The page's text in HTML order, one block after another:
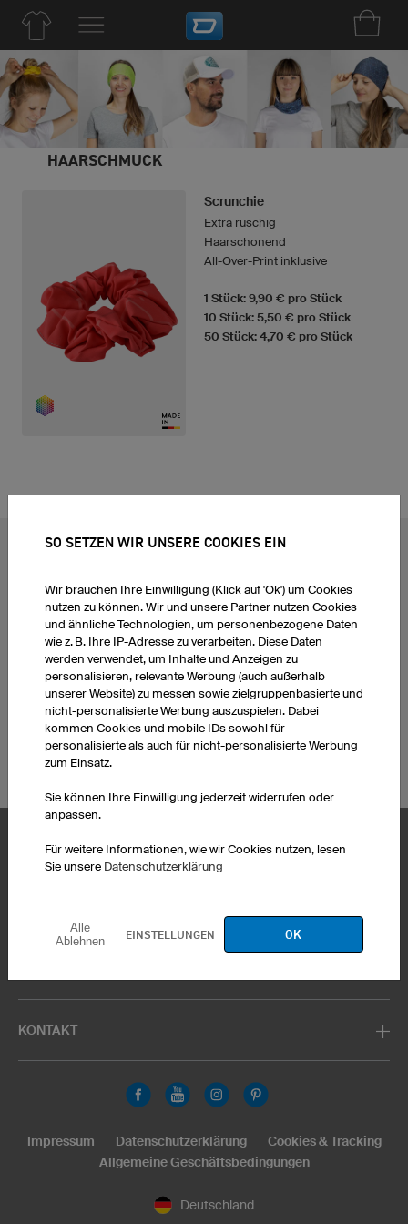
HAARSCHMUCK
Scrunchie
Extra rüschig
Haarschonend
All-Over-Print inklusive
1 Stück: 9,90 € pro Stück
10 Stück: 5,50 € pro Stück
50 Stück: 4,70 € pro Stück
Radtrikots
Fußballtrikots
Basketballtrikots
Laufshirts bedrucken
Eishockeytrikots
Motocross Trikots
Mountainbiketrikots
Esporttrikots
Darttrikots
T-Shirts bedrucken
Hoodies bedrucken
Handballtrikots selbst
gestalten
Trikotsätze Fußballtrikots
Firmenlaufshirts
KONTAKT
Deutschland
Impressum Datenschutzerklärung
Cookies & Tracking
Allgemeine Geschäftsbedingungen
SO SETZEN WIR UNSERE COOKIES EIN
Wir brauchen Ihre Einwilligung (Klick auf 'Ok') um Cookies
nutzen zu können. Wir und unsere Partner nutzen Cookies
und ähnliche Technologien, um personenbezogene Daten
wie z. B. Ihre IP-Adresse zu verarbeiten. Diese Daten
werden verwendet, um Inhalte und Anzeigen zu
personalisieren, relevante Werbung (auch außerhalb
unserer Website) zu messen sowie zielgruppenbasierte und
nicht-personalisierte Werbung auszuspielen. Dabei
kommen Cookies und mobile IDs sowohl für
personalisierte als auch für nicht-personalisierte Werbung
zum Einsatz.
Sie können Ihre Einwilligung jederzeit widerrufen oder
anpassen.
Für weitere Informationen, wie wir Cookies nutzen, lesen
Sie unsere Datenschutzerklärung
Alle
Ablehnen
EINSTELLUNGEN OK